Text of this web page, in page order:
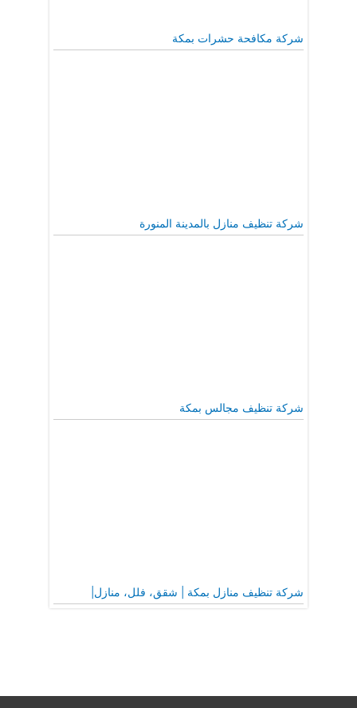
شركة مكافحة حشرات بمكة
شركة تنظيف منازل بالمدينة المنورة
شركة تنظيف مجالس بمكة
شركة تنظيف منازل بمكة | شقق، فلل، منازل|